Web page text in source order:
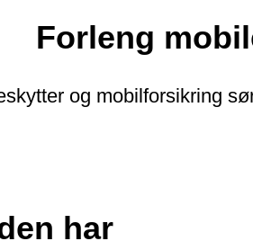
Forleng
og mobilforsikring
har